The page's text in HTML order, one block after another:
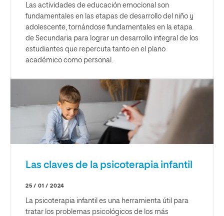
Las actividades de educación emocional son
fundamentales en las etapas de desarrollo del niño y
adolescente, tornándose fundamentales en la etapa
de Secundaria para lograr un desarrollo integral de los
estudiantes que repercuta tanto en el plano
académico como personal.
Las claves de la psicoterapia infantil
25 / 01 / 2024
La psicoterapia infantil es una herramienta útil para
tratar los problemas psicológicos de los más